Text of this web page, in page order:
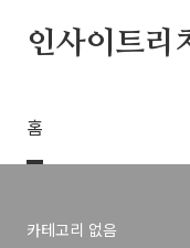
인사이트리
홈
카테고리 없음